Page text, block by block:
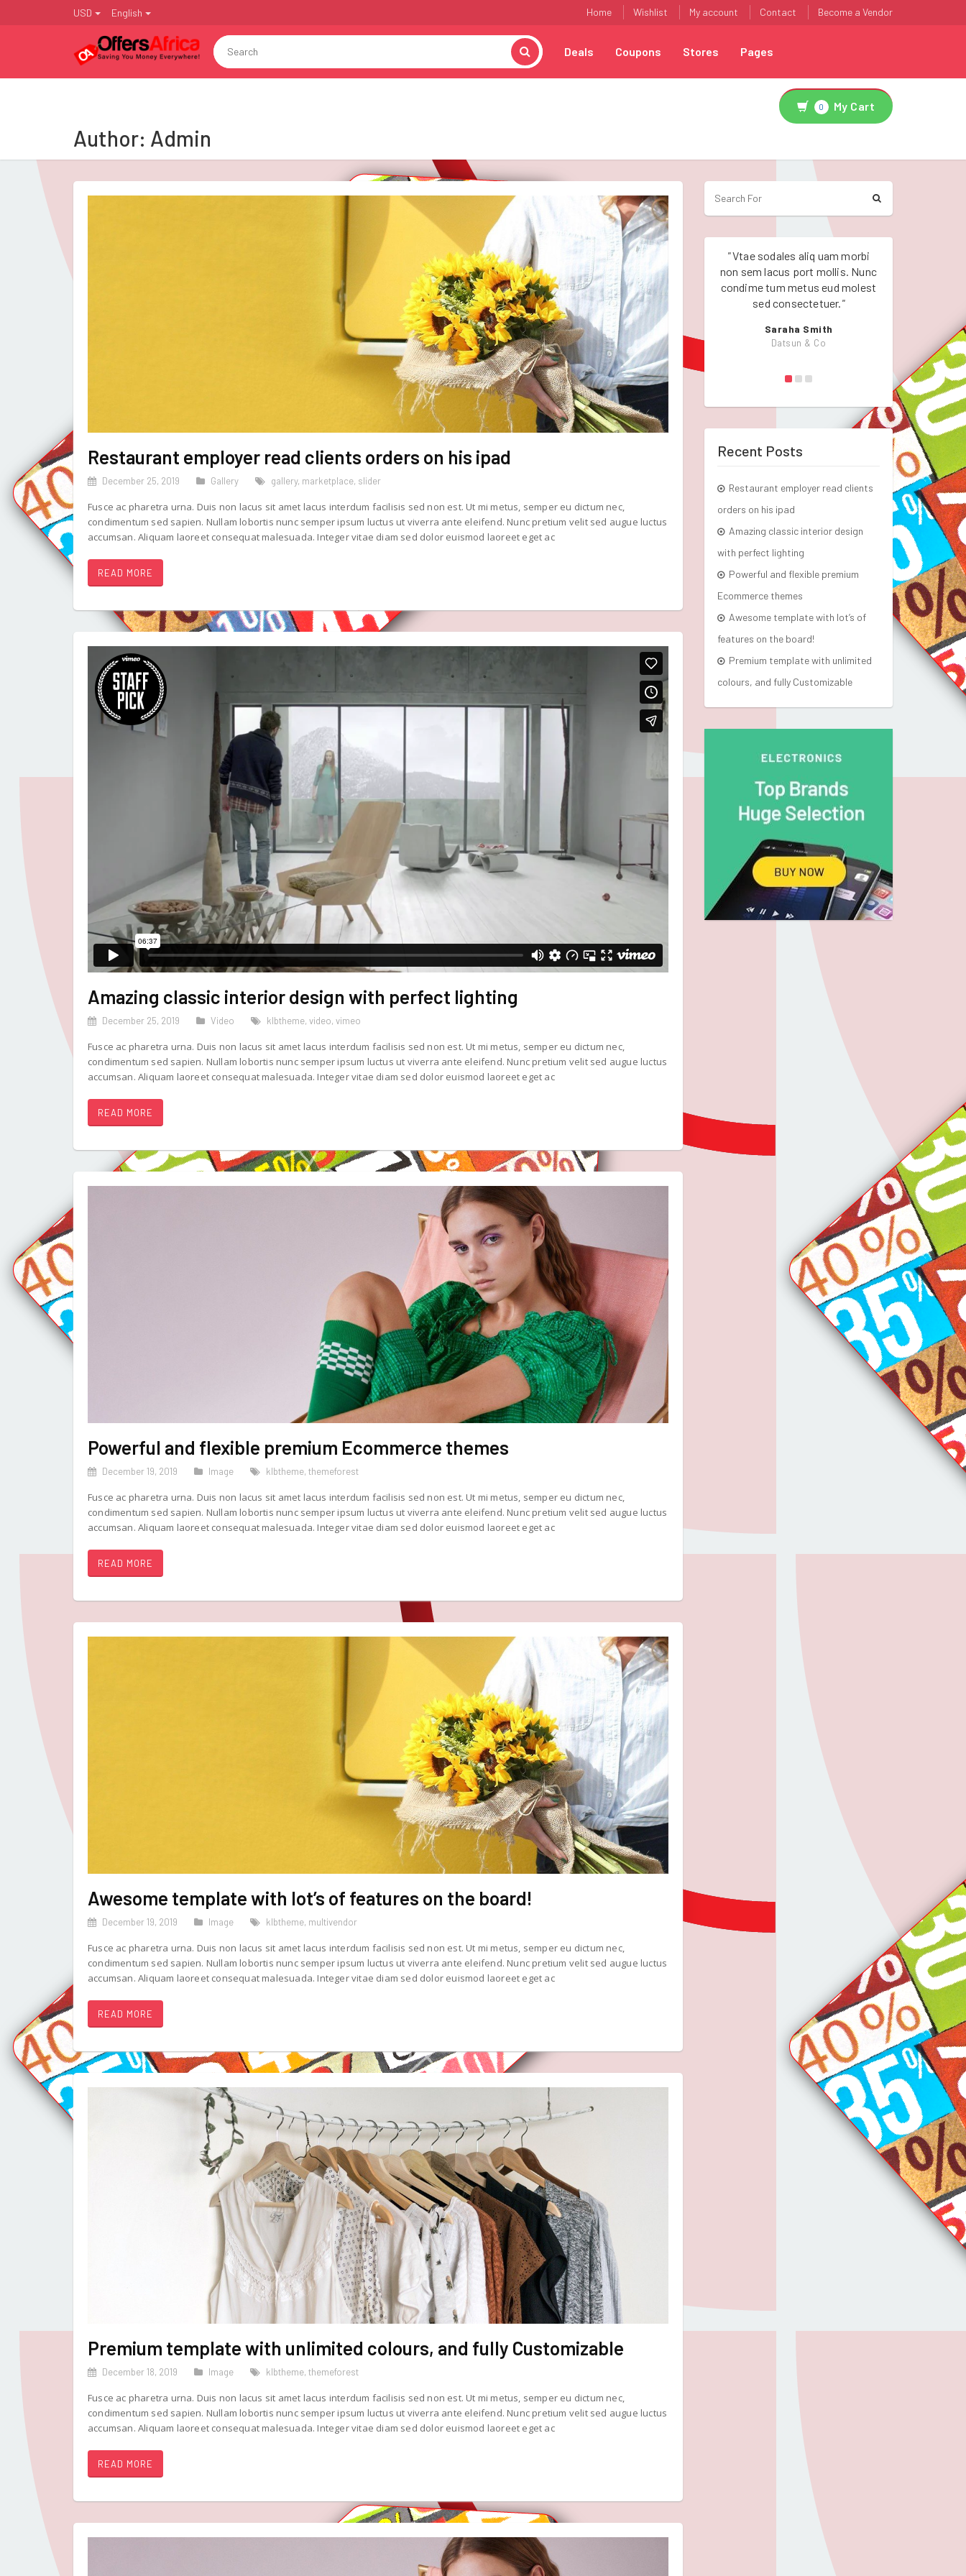
Home Wishlist My account Contact Become a Vendor
USD English
Deals Coupons Stores Pages
0 My Cart
Author: Admin
Restaurant employer read clients orders on his ipad
December 25, 2019 Gallery gallery, marketplace, slider
Fusce ac pharetra urna. Duis non lacus sit amet lacus interdum facilisis sed non est. Ut mi metus, semper eu dictum nec,
condimentum sed sapien. Nullam lobortis nunc semper ipsum luctus ut viverra ante eleifend. Nunc pretium velit sed augue luctus
accumsan. Aliquam laoreet consequat malesuada. Integer vitae diam sed dolor euismod laoreet eget ac
READ MORE
Amazing classic interior design with perfect lighting
December 25, 2019 Video klbtheme, video, vimeo
Fusce ac pharetra urna. Duis non lacus sit amet lacus interdum facilisis sed non est. Ut mi metus, semper eu dictum nec,
condimentum sed sapien. Nullam lobortis nunc semper ipsum luctus ut viverra ante eleifend. Nunc pretium velit sed augue luctus
accumsan. Aliquam laoreet consequat malesuada. Integer vitae diam sed dolor euismod laoreet eget ac
READ MORE
Powerful and flexible premium Ecommerce themes
December 19, 2019 Image klbtheme, themeforest
Fusce ac pharetra urna. Duis non lacus sit amet lacus interdum facilisis sed non est. Ut mi metus, semper eu dictum nec,
condimentum sed sapien. Nullam lobortis nunc semper ipsum luctus ut viverra ante eleifend. Nunc pretium velit sed augue luctus
accumsan. Aliquam laoreet consequat malesuada. Integer vitae diam sed dolor euismod laoreet eget ac
READ MORE
Awesome template with lot’s of features on the board!
December 19, 2019 Image klbtheme, multivendor
Fusce ac pharetra urna. Duis non lacus sit amet lacus interdum facilisis sed non est. Ut mi metus, semper eu dictum nec,
condimentum sed sapien. Nullam lobortis nunc semper ipsum luctus ut viverra ante eleifend. Nunc pretium velit sed augue luctus
accumsan. Aliquam laoreet consequat malesuada. Integer vitae diam sed dolor euismod laoreet eget ac
READ MORE
Premium template with unlimited colours, and fully Customizable
December 18, 2019 Image klbtheme, themeforest
Fusce ac pharetra urna. Duis non lacus sit amet lacus interdum facilisis sed non est. Ut mi metus, semper eu dictum nec,
condimentum sed sapien. Nullam lobortis nunc semper ipsum luctus ut viverra ante eleifend. Nunc pretium velit sed augue luctus
accumsan. Aliquam laoreet consequat malesuada. Integer vitae diam sed dolor euismod laoreet eget ac
READ MORE
"Vtae sodales aliq uam morbi
non sem lacus port mollis. Nunc
condime tum metus eud molest
sed consectetuer."
Saraha Smith
Datsun & Co
Recent Posts
Restaurant employer read clients
orders on his ipad
Amazing classic interior design
with perfect lighting
Powerful and flexible premium
Ecommerce themes
Awesome template with lot’s of
features on the board!
Premium template with unlimited
colours, and fully Customizable